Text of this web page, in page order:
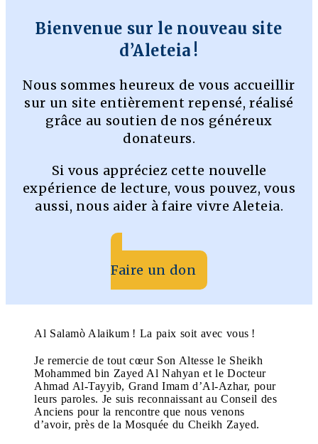
Bienvenue sur le nouveau site
d’Aleteia !
Nous sommes heureux de vous accueillir
sur un site entièrement repensé, réalisé
grâce au soutien de nos généreux
donateurs.
Si vous appréciez cette nouvelle
expérience de lecture, vous pouvez, vous
aussi, nous aider à faire vivre Aleteia.
Faire un don
Al Salamò Alaikum ! La paix soit avec vous !
Je remercie de tout cœur Son Altesse le Sheikh
Mohammed bin Zayed Al Nahyan et le Docteur
Ahmad Al-Tayyib, Grand Imam d’Al-Azhar, pour
leurs paroles. Je suis reconnaissant au Conseil des
Anciens pour la rencontre que nous venons
d’avoir, près de la Mosquée du Cheikh Zayed.